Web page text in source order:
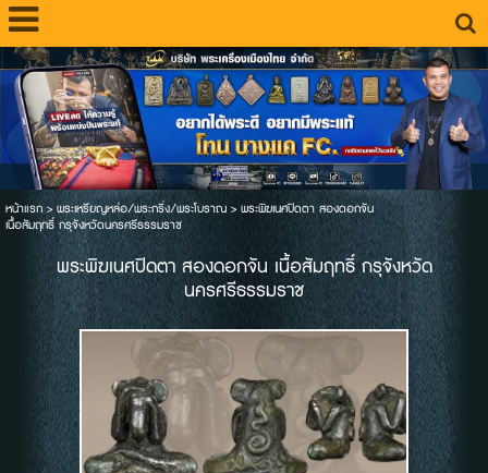
หน้าแรก> พระเหรียญหล่อ/พระกริ่ง/พระโบราณ> พระพิฆเนศปิดตา สองดอกจัน
เนื้อสัมฤทธิ์ กรุจังหวัดนครศรีธรรมราช
พระพิฆเนศปิดตา สองดอกจัน เนื้อสัมฤทธิ์ กรุจังหวัด
นครศรีธรรมราช